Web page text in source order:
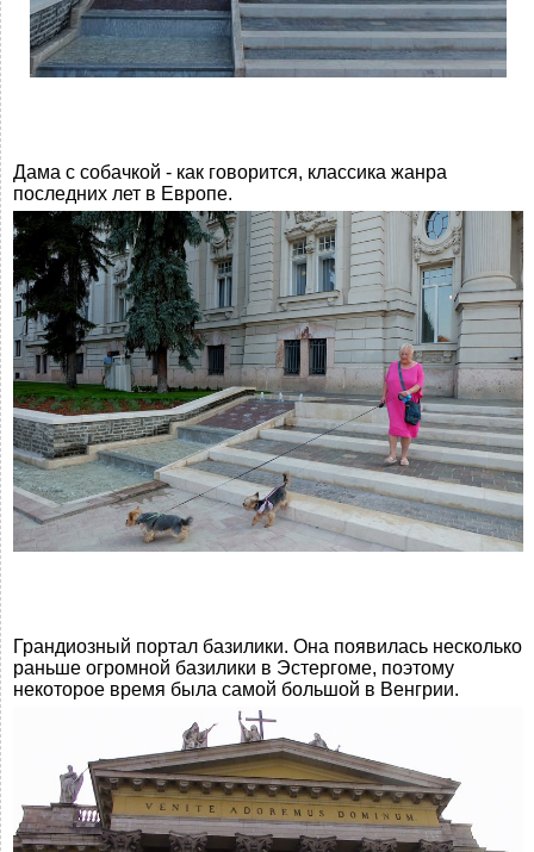
Дама с собачкой - как говорится, классика жанра
последних лет в Европе.
Грандиозный портал базилики. Она появилась несколько
раньше огромной базилики в Эстергоме, поэтому
некоторое время была самой большой в Венгрии.